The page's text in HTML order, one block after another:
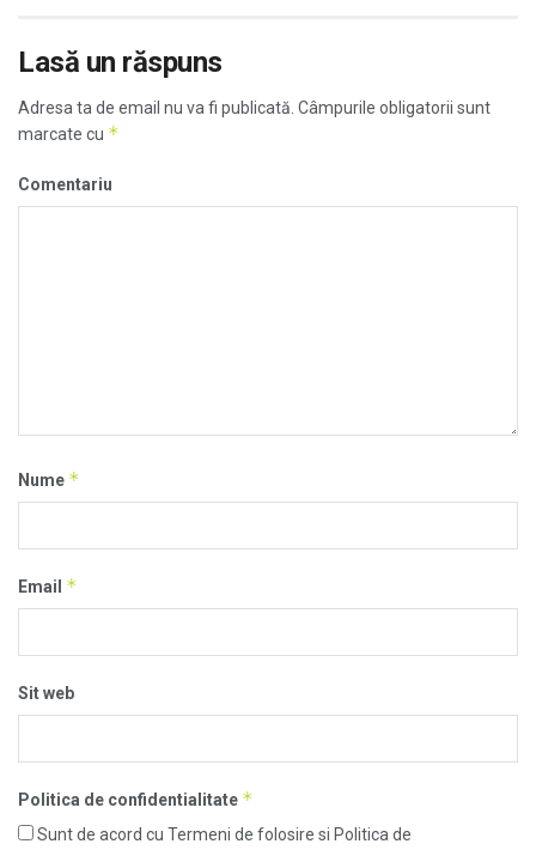
Lasă un răspuns
Adresa ta de email nu va fi publicată. Câmpurile obligatorii sunt
marcate cu *
Comentariu
Nume *
Email *
Sit web
Politica de confidentialitate *
Sunt de acord cu Termeni de folosire si Politica de